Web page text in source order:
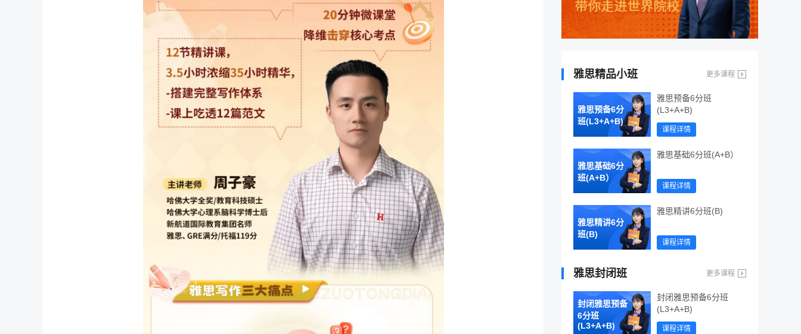
雅思精品小班 更多课程
雅思预备6分
班(L3+A+B)
雅思预备6分班
(L3+A+B)
课程详情
雅思基础6分
班(A+B）
雅思基础6分班(A+B）
课程详情
雅思精讲6分
班(B)
雅思精讲6分班(B)
课程详情
雅思封闭班 更多课程
封闭雅思预备
6分班
(L3+A+B)
封闭雅思预备6分班
(L3+A+B)
课程详情